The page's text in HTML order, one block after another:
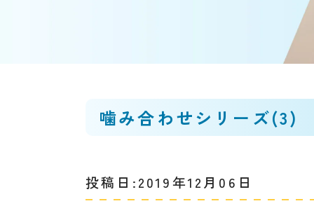
噛み合わせシリーズ(3)
投稿日:2019年12月06日